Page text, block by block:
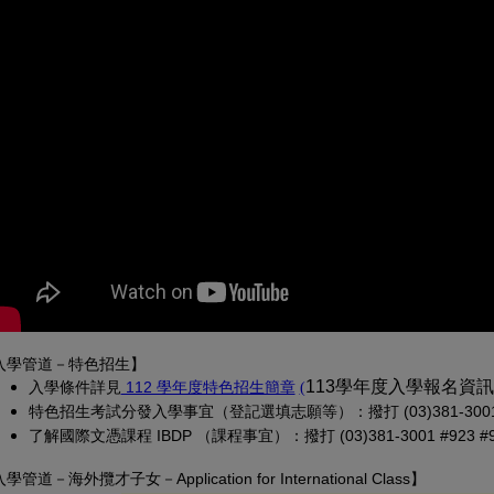
學管道－特色招生】
入學條件詳見 112 學年度特色招生簡章(另開新視窗)
((PDF 檔，另開新視窗)
113學年度入學報名資
特色招生考試分發入學事宜（登記選填志願等）：撥打 (03)381-
了解國際文憑課程 IBDP （課程事宜）：撥打 (03)381-3001 #923
學管道－ 海外攬才子女－Application for International Class】